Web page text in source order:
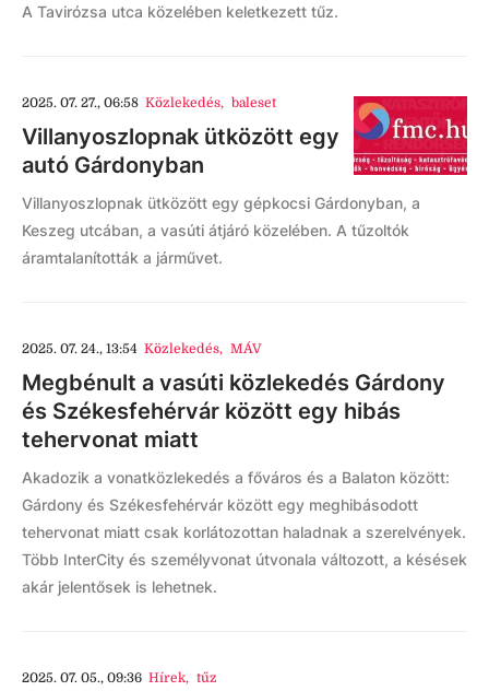
A Tavirózsa utca közelében keletkezett tűz.
2025. 07. 27., 06:58 Közlekedés, baleset
Villanyoszlopnak ütközött egy
autó Gárdonyban
Villanyoszlopnak ütközött egy gépkocsi Gárdonyban, a
Keszeg utcában, a vasúti átjáró közelében. A tűzoltók
áramtalanították a járművet.
2025. 07. 24., 13:54 Közlekedés, MÁV
Megbénult a vasúti közlekedés Gárdony
és Székesfehérvár között egy hibás
tehervonat miatt
Akadozik a vonatközlekedés a főváros és a Balaton között:
Gárdony és Székesfehérvár között egy meghibásodott
tehervonat miatt csak korlátozottan haladnak a szerelvények.
Több InterCity és személyvonat útvonala változott, a késések
akár jelentősek is lehetnek.
2025. 07. 05., 09:36 Hírek, tűz